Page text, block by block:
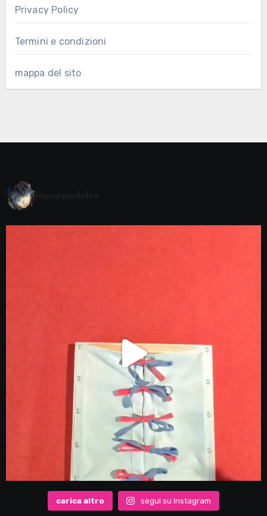
Privacy Policy
Termini e condizioni
mappa del sito
carica altro segui su Instagram